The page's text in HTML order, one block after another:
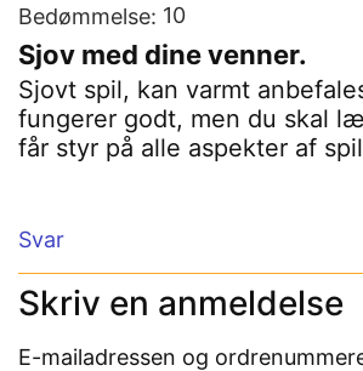
Bedømmelse: 10
Sjov med dine venner.
Sjovt spil, kan varmt
fungerer godt, men du skal
får styr på alle aspekter af
Svar
Skriv en anmeldelse
E-mailadressen og